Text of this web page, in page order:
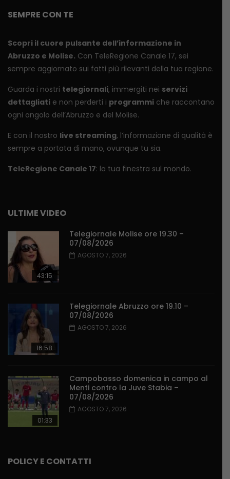
SEMPRE CON TE
Scopri il cuore pulsante dell’informazione in
Abruzzo e Molise. Con TeleRegione Canale 17, sei
sempre aggiornato sui fatti più rilevanti della tua regione.
Guarda i nostri telegiornali, immergiti nei servizi
dettagliati e non perderti i programmi che raccontano
ogni angolo dell’Abruzzo e del Molise.
E con il nostro live streaming, l’informazione di qualità è
sempre a portata di mano, ovunque tu sia.
TeleRegione Canale 17: la tua finestra sul mondo.
ULTIME VIDEO
43:15
Telegiornale Molise ore 19.30 –
07/08/2026
AGOSTO 7, 2026
16:58
Telegiornale Abruzzo ore 19.10 –
07/08/2026
AGOSTO 7, 2026
01:33
Campobasso domenica in campo al
Menti contro la Juve Stabia –
07/08/2026
AGOSTO 7, 2026
POLICY E CONTATTI